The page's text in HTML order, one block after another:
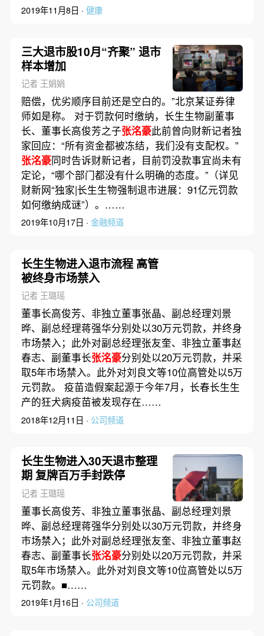
2019年11月8日 · 健康
三大退市股10月“齐聚” 退市
样本增加
记者 王娟娟
赔偿，优劣顺序目前还是空白的。”北京某证券律
师如是称。 对于罚款何时缴纳，长生生物副董事
长、董事长高俊芳之子张洺豪此前曾向财新记者独
家回应：“所有资金都被冻结，我们没有支配权。”
张洺豪同时告诉财新记者，目前罚没款事宜尚未有
定论，“哪个部门都没有什么明确的态度。”（详见
财新网“独家|长生生物强制退市进展：91亿元罚款
如何缴纳成谜”）。……
2019年10月17日 · 金融频道
长生生物进入退市流程 高管
被终身市场禁入
记者 王璐瑶
董事长高俊芳、非独立董事张晶、副总经理刘景
晔、副总经理蒋强华分别处以30万元罚款，并终身
市场禁入；此外对副总经理张友奎、非独立董事赵
春志、副董事长张洺豪分别处以20万元罚款，并采
取5年市场禁入。此外对刘良文等10位高管处以5万
元罚款。 疫苗造假案起源于今年7月，长春长生生
产的狂犬病疫苗被发现存在……
2018年12月11日 · 公司频道
长生生物进入30天退市整理
期 复牌百万手封跌停
记者 王璐瑶
董事长高俊芳、非独立董事张晶、副总经理刘景
晔、副总经理蒋强华分别处以30万元罚款，并终身
市场禁入；此外对副总经理张友奎、非独立董事赵
春志、副董事长张洺豪分别处以20万元罚款，并采
取5年市场禁入。此外对刘良文等10位高管处以5万
元罚款。■……
2019年1月16日 · 公司频道